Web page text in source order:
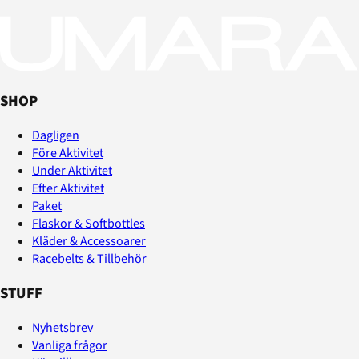
SHOP
Dagligen
Före Aktivitet
Under Aktivitet
Efter Aktivitet
Paket
Flaskor & Softbottles
Kläder & Accessoarer
Racebelts & Tillbehör
STUFF
Nyhetsbrev
Vanliga frågor